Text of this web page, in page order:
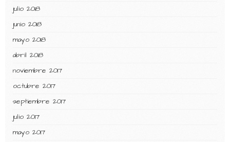
julio 2018
junio 2018
mayo 2018
abril 2018
noviembre 2017
octubre 2017
septiembre 2017
julio 2017
mayo 2017